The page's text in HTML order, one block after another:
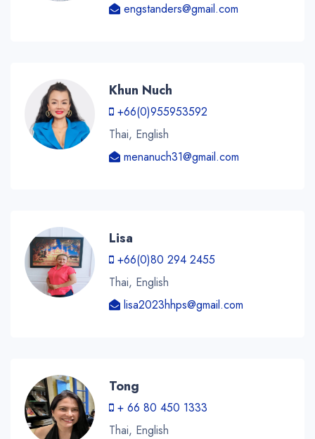
engstanders@gmail.com
Khun Nuch
+66(0)955953592
Thai, English
menanuch31@gmail.com
Lisa
+66(0)80 294 2455
Thai, English
lisa2023hhps@gmail.com
Tong
+ 66 80 450 1333
Thai, English